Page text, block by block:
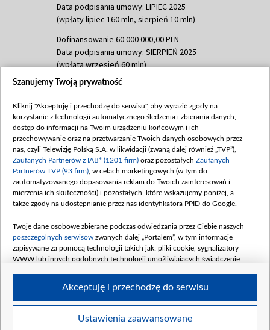
Data podpisania umowy: LIPIEC 2025
(wpłaty lipiec 160 mln, sierpień 10 mln)
Dofinansowanie 60 000 000,00 PLN
Data podpisania umowy: SIERPIEŃ 2025
(wpłata wrzesień 60 mln)
Dofinansowanie 635 783 051,21 PLN
(wpłata wrzesień 100 mln, październik 350
mln, listopad 265 mln)
Dofinansowanie 48 862 000,00 PLN
Data podpisania umowy: GRUDZIEŃ 2025
(wpłata grudzień 60,548 mln)
Dofinansowanie 900 000 000,00 PLN
Data podpisania umowy: LUTY 2026 (wpłata
kwiecień 180 mln, 7 maja 180 mln, 8
czerwca 90 mln)
Dofinansowanie 250 000 000,00 PLN
4 sierpnia 250 mln
Szanujemy Twoją prywatność
Kliknij "Akceptuję i przechodzę do serwisu", aby wyrazić zgody na
korzystanie z technologii automatycznego śledzenia i zbierania danych,
dostęp do informacji na Twoim urządzeniu końcowym i ich
przechowywanie oraz na przetwarzanie Twoich danych osobowych przez
nas, czyli Telewizję Polską S.A. w likwidacji (zwaną dalej również „TVP”),
Zaufanych Partnerów z IAB* (1201 firm) oraz pozostałych Zaufanych
Partnerów TVP (93 firm) , w celach marketingowych (w tym do
zautomatyzowanego dopasowania reklam do Twoich zainteresowań i
mierzenia ich skuteczności) i pozostałych, które wskazujemy poniżej, a
także zgody na udostępnianie przez nas identyfikatora PPID do Google.
Twoje dane osobowe zbierane podczas odwiedzania przez Ciebie naszych
poszczególnych serwisów zwanych dalej „Portalem”, w tym informacje
zapisywane za pomocą technologii takich jak: pliki cookie, sygnalizatory
WWW lub innych podobnych technologii umożliwiających świadczenie
Twoje dane osobowe zbierane podczas odwiedzania przez Ciebie
Ustawienia zaawansowane
Akceptuję i przechodzę do serwisu